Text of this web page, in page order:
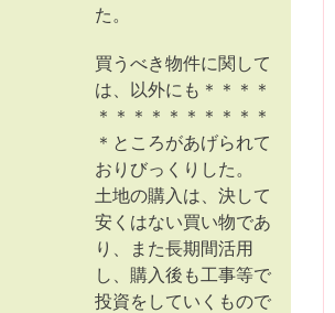
た。
買うべき物件に関して
は、以外にも＊＊＊＊
＊＊＊＊＊＊＊＊＊＊
＊ところがあげられて
おりびっくりした。
土地の購入は、決して
安くはない買い物であ
り、また長期間活用
し、購入後も工事等で
投資をしていくもので